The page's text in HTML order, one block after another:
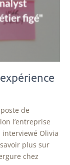
de
l’entreprise
interviewé Olivia
plus sur
chez